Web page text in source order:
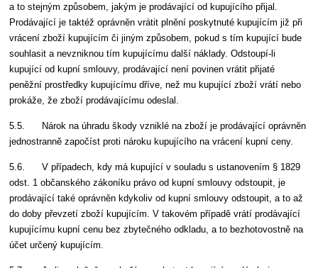
a to stejným způsobem, jakým je prodávající od kupujícího přijal.
Prodávající je taktéž oprávněn vrátit plnění poskytnuté kupujícím již při
vrácení zboží kupujícím či jiným způsobem, pokud s tím kupující bude
souhlasit a nevzniknou tím kupujícímu další náklady. Odstoupí-li
kupující od kupní smlouvy, prodávající není povinen vrátit přijaté
peněžní prostředky kupujícímu dříve, než mu kupující zboží vrátí nebo
prokáže, že zboží prodávajícímu odeslal.
5.5. Nárok na úhradu škody vzniklé na zboží je prodávající oprávněn
jednostranně započíst proti nároku kupujícího na vrácení kupní ceny.
5.6. V případech, kdy má kupující v souladu s ustanovením § 1829
odst. 1 občanského zákoníku právo od kupní smlouvy odstoupit, je
prodávající také oprávněn kdykoliv od kupní smlouvy odstoupit, a to až
do doby převzetí zboží kupujícím. V takovém případě vrátí prodávající
kupujícímu kupní cenu bez zbytečného odkladu, a to bezhotovostně na
účet určený kupujícím.